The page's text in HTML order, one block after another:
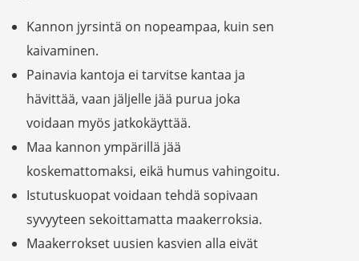
Kannon jyrsintä on nopeampaa, kuin sen
kaivaminen.
Painavia kantoja ei tarvitse kantaa ja
hävittää, vaan jäljelle jää purua joka
voidaan myös jatkokäyttää.
Maa kannon ympärillä jää
koskemattomaksi, eikä humus vahingoitu.
Istutuskuopat voidaan tehdä sopivaan
syvyyteen sekoittamatta maakerroksia.
Maakerrokset uusien kasvien alla eivät